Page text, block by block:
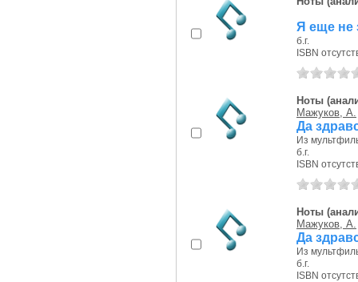
Я еще не
б.г.
ISBN
Ноты
Мажуков, А.
Да
Из
б.г.
ISBN
Ноты
Мажуков, А.
Да
Из
б.г.
ISBN